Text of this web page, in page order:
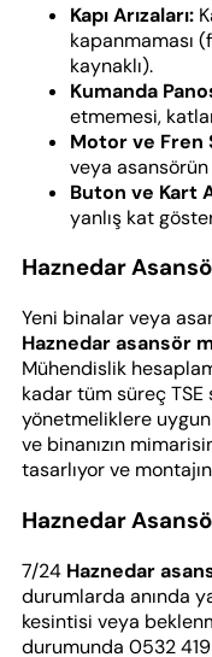
Kapı Arızaları:
kapanmaması
kaynaklı).
Kumanda
etmemesi,
Motor ve Fren
veya asansörün
Buton ve Kart
yanlış kat
Haznedar
Yeni binalar veya
Haznedar asansör
Mühendislik
kadar tüm süreç
yönetmeliklere
ve binanızın
tasarlıyor ve
Haznedar
7/24 Haznedar
durumlarda anında
kesintisi veya
durumunda 0532